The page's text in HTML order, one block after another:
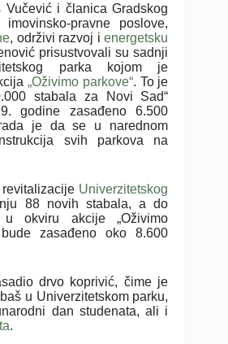
Vučević i članica Gradskog
pravne poslove,
, održivi razvoj ienergetsku
prisustvovali su sadnji
parka kojom je
„Oživimo parkove“. To je
stabala za Novi Sad“
godine zasađeno 6.500
je da se u narednom
svih parkova na
Univerzitetskog
88 novih stabala, a do
okviru akcije „Oživimo
zasađeno oko 8.600
drvo koprivić, čime je
u Univerzitetskom parku,
dan studenata, ali i
.